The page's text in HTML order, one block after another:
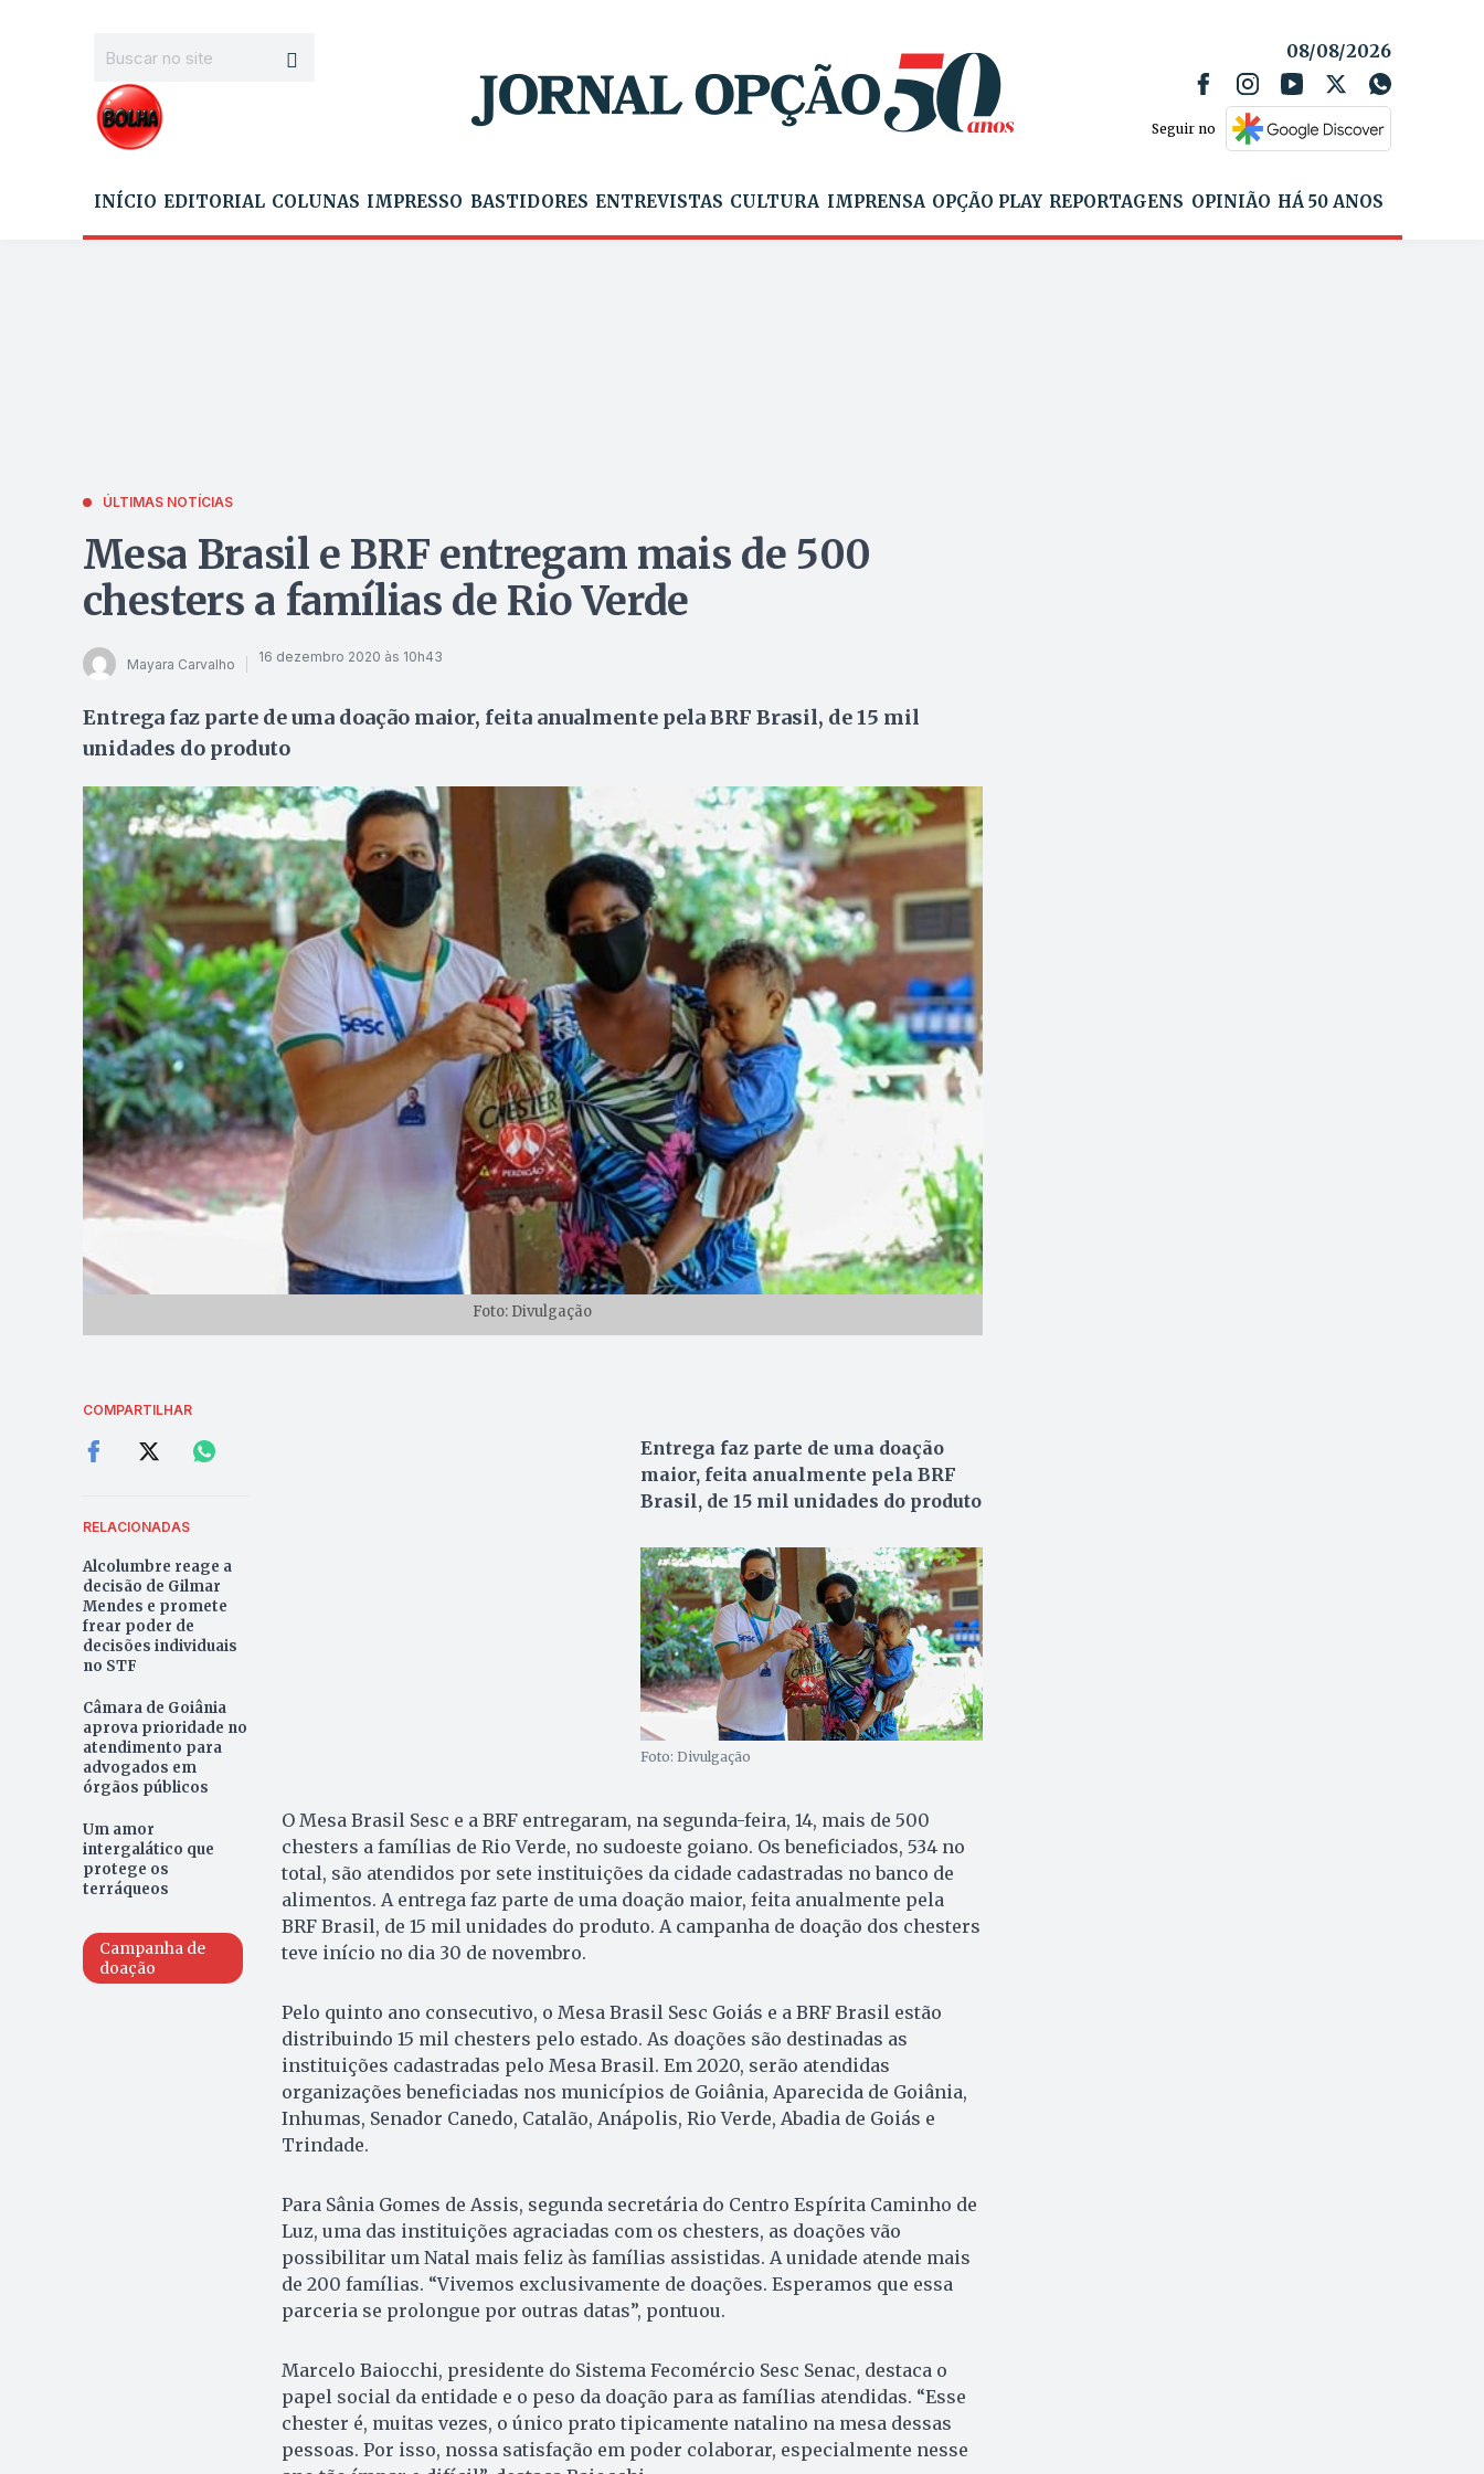
08/08/2026
Seguir no
INÍCIO EDITORIAL COLUNAS IMPRESSO BASTIDORES ENTREVISTAS CULTURA IMPRENSA OPÇÃO PLAY REPORTAGENS OPINIÃO HÁ 50 ANOS
ÚLTIMAS NOTÍCIAS
Mesa Brasil e BRF entregam mais de 500
chesters a famílias de Rio Verde
Mayara Carvalho 16 dezembro 2020 às 10h43
Entrega faz parte de uma doação maior, feita anualmente pela BRF Brasil, de 15 mil
unidades do produto
Foto: Divulgação
COMPARTILHAR
RELACIONADAS
Alcolumbre reage a
decisão de Gilmar
Mendes e promete
frear poder de
decisões individuais
no STF
Câmara de Goiânia
aprova prioridade no
atendimento para
advogados em
órgãos públicos
Um amor
intergalático que
protege os
terráqueos
Campanha de
doação
Entrega faz parte de uma doação
maior, feita anualmente pela BRF
Brasil, de 15 mil unidades do produto
Foto: Divulgação
O Mesa Brasil Sesc e a BRF entregaram, na segunda-feira, 14, mais de 500
chesters a famílias de Rio Verde, no sudoeste goiano. Os beneficiados, 534 no
total, são atendidos por sete instituições da cidade cadastradas no banco de
alimentos. A entrega faz parte de uma doação maior, feita anualmente pela
BRF Brasil, de 15 mil unidades do produto. A campanha de doação dos chesters
teve início no dia 30 de novembro.
Pelo quinto ano consecutivo, o Mesa Brasil Sesc Goiás e a BRF Brasil estão
distribuindo 15 mil chesters pelo estado. As doações são destinadas as
instituições cadastradas pelo Mesa Brasil. Em 2020, serão atendidas
organizações beneficiadas nos municípios de Goiânia, Aparecida de Goiânia,
Inhumas, Senador Canedo, Catalão, Anápolis, Rio Verde, Abadia de Goiás e
Trindade.
Para Sânia Gomes de Assis, segunda secretária do Centro Espírita Caminho de
Luz, uma das instituições agraciadas com os chesters, as doações vão
possibilitar um Natal mais feliz às famílias assistidas. A unidade atende mais
de 200 famílias. “Vivemos exclusivamente de doações. Esperamos que essa
parceria se prolongue por outras datas”, pontuou.
Marcelo Baiocchi, presidente do Sistema Fecomércio Sesc Senac, destaca o
papel social da entidade e o peso da doação para as famílias atendidas. “Esse
chester é, muitas vezes, o único prato tipicamente natalino na mesa dessas
pessoas. Por isso, nossa satisfação em poder colaborar, especialmente nesse